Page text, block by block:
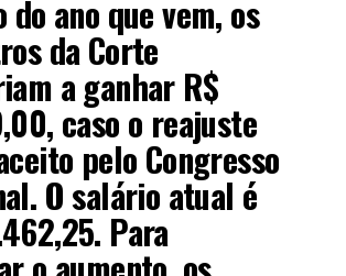
do ano que vem, os
da Corte
a ganhar R$
caso o reajuste
pelo Congresso
O salário atual é
Para